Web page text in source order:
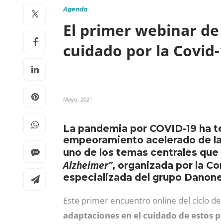
Agenda
El primer webinar
cuidado por la
Mayo, 2021
La pandemia por COVID-19
empeoramiento acelerado de
uno de los temas centrales
Alzheimer”, organizada por la
especializada del grupo
Este primer encuentro online del ciclo
adaptaciones en el cuidado de estos